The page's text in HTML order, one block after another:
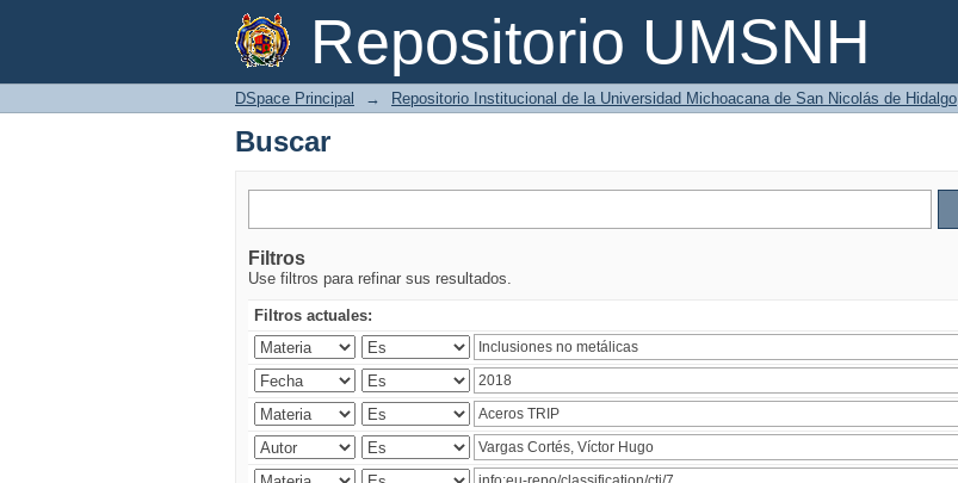
Repositorio UMSNH
Buscar
DSpace Principal → Repositorio Institucional de la Universidad Michoacana de San Nicolás de Hidalgo
Buscar
Filtros
Use filtros para refinar sus resultados.
Filtros actuales: